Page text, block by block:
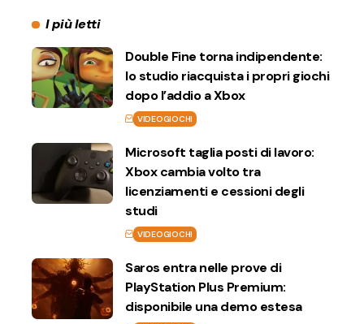
I più letti
Double Fine torna indipendente:
lo studio riacquista i propri giochi
dopo l’addio a Xbox
VIDEOGIOCHI
Microsoft taglia posti di lavoro:
Xbox cambia volto tra
licenziamenti e cessioni degli
studi
VIDEOGIOCHI
Saros entra nelle prove di
PlayStation Plus Premium:
disponibile una demo estesa